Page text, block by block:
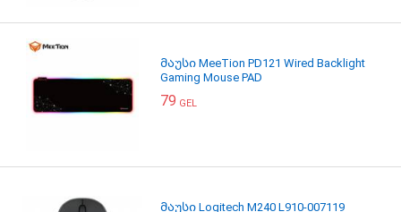
მაუსი MeeTion PD121 Wired Backlight
Gaming Mouse PAD
79 GEL
მაუსი Logitech M240 L910-007119